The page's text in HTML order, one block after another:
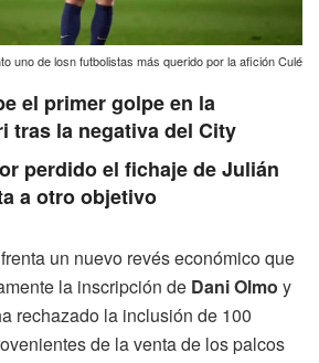
uno de losn futbolistas más querido por la afición Culé
el primer golpe en la
tras la negativa del City
perdido el fichaje de Julián
a otro objetivo
un nuevo revés económico que
la inscripción de Dani Olmo y
rechazado la inclusión de 100
de la venta de los palcos